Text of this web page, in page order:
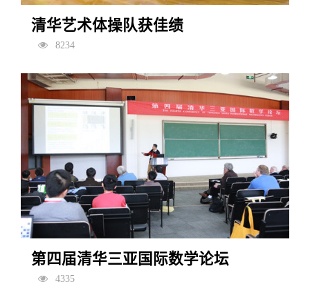
清华艺术体操队获佳绩
8234
第四届清华三亚国际数学论坛
4335